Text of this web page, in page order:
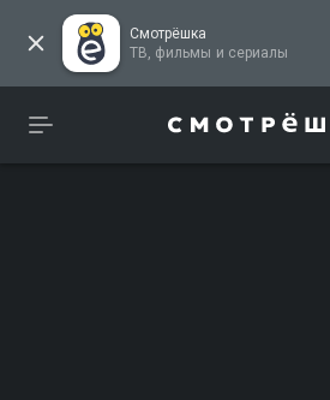
Смотрёшка
ТВ, фильмы и сериалы